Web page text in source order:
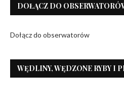
DOŁĄCZ DO
Dołącz do obserwatorów
WĘDLINY, WĘDZONE RYBY I